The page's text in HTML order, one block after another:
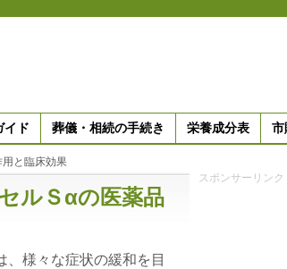
イド 葬儀・相続の手続き 栄養成分表 市
と臨床効果
ルＳαの医薬品
様々な症状の緩和を目
スポンサーリンク